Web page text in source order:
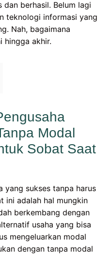
dan berhasil. Belum lagi
teknologi informasi yang
Nah, bagaimana
hingga akhir.
Modal
Sobat Saat
yang sukses tanpa harus
ini adalah hal mungkin
berkembang dengan
usaha yang bisa
mengeluarkan modal
dengan tanpa modal